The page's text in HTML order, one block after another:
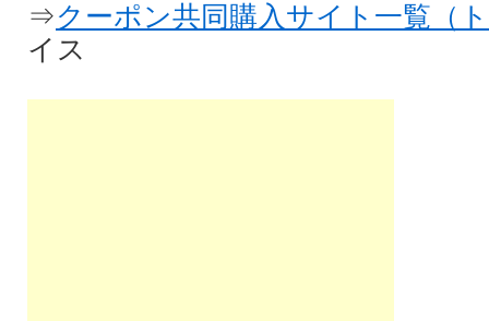
⇒クーポン共同購入サイト一覧（
イス